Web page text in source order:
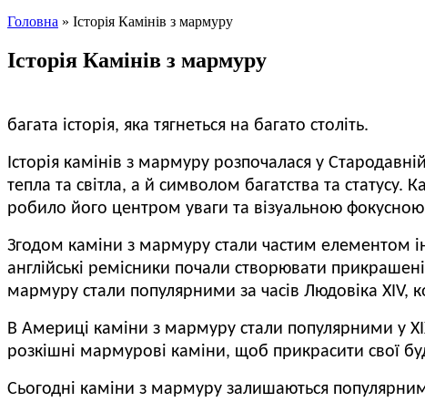
Головна » Історія Камінів з мармуру
Історія Камінів з мармуру
багата історія, яка тягнеться на багато століть.
Історія камінів з мармуру розпочалася у
тепла та світла, а й символом багатства та статусу.
робило його центром уваги та візуальною
Згодом каміни з мармуру стали частим елементом
англійські ремісники почали створювати
мармуру стали популярними за часів Людовіка XIV,
В Америці каміни з мармуру стали популярними у
розкішні мармурові каміни, щоб прикрасити свої
Сьогодні каміни з мармуру залишаються